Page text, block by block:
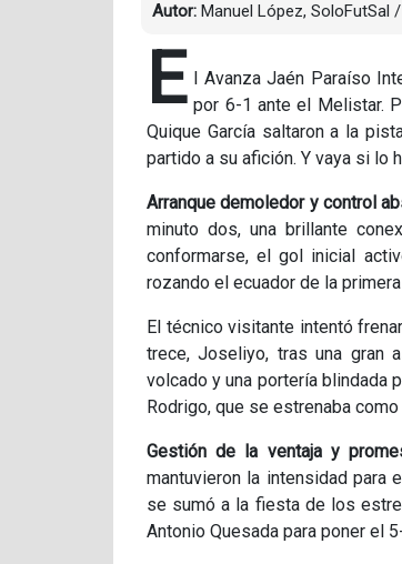
Autor: Manuel López, SoloFutSal
E
l Avanza Jaén Paraíso
por 6-1 ante el Melistar.
Quique García saltaron a la
partido a su afición. Y vaya si lo
Arranque demoledor y control
minuto dos, una brillante
conformarse, el gol inicial
rozando el ecuador de la
El técnico visitante intentó
trece, Joseliyo, tras una gran
volcado y una portería blindada
Rodrigo, que se estrenaba
Gestión de la ventaja y
mantuvieron la intensidad para
se sumó a la fiesta de los
Antonio Quesada para poner el